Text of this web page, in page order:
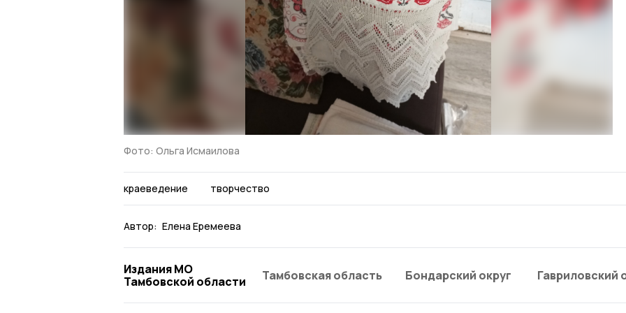
Фото: Ольга Исмаилова
краеведение творчество
Автор: Елена Еремеева
Издания МО
Тамбовской области
Тамбовская область Бондарский округ Гавриловский